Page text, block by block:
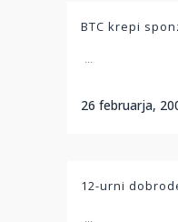
BTC krepi
...
26 februarja,
12-urni
...